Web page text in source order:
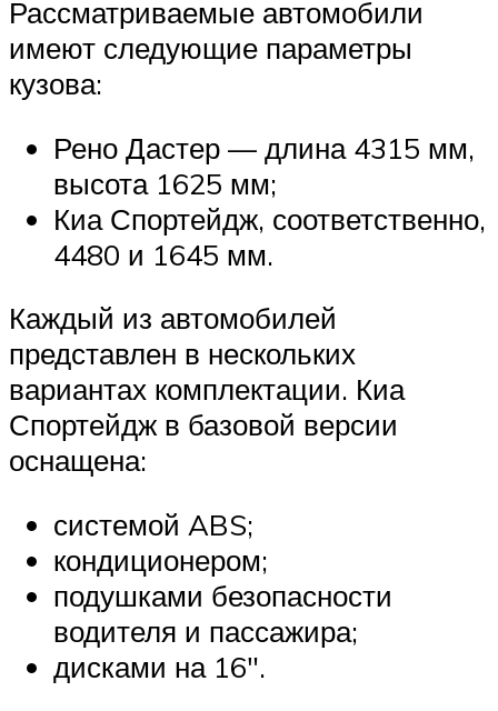
Рассматриваемые автомобили
имеют следующие параметры
кузова:
Рено Дастер — длина 4315 мм,
высота 1625 мм;
Киа Спортейдж, соответственно,
4480 и 1645 мм.
Каждый из автомобилей
представлен в нескольких
вариантах комплектации. Киа
Спортейдж в базовой версии
оснащена:
системой ABS;
кондиционером;
подушками безопасности
водителя и пассажира;
дисками на 16″.